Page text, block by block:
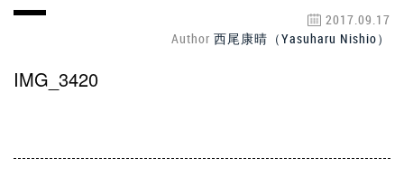
2017.09.17
Author 西尾康晴（Yasuharu Nishio）
IMG_3420